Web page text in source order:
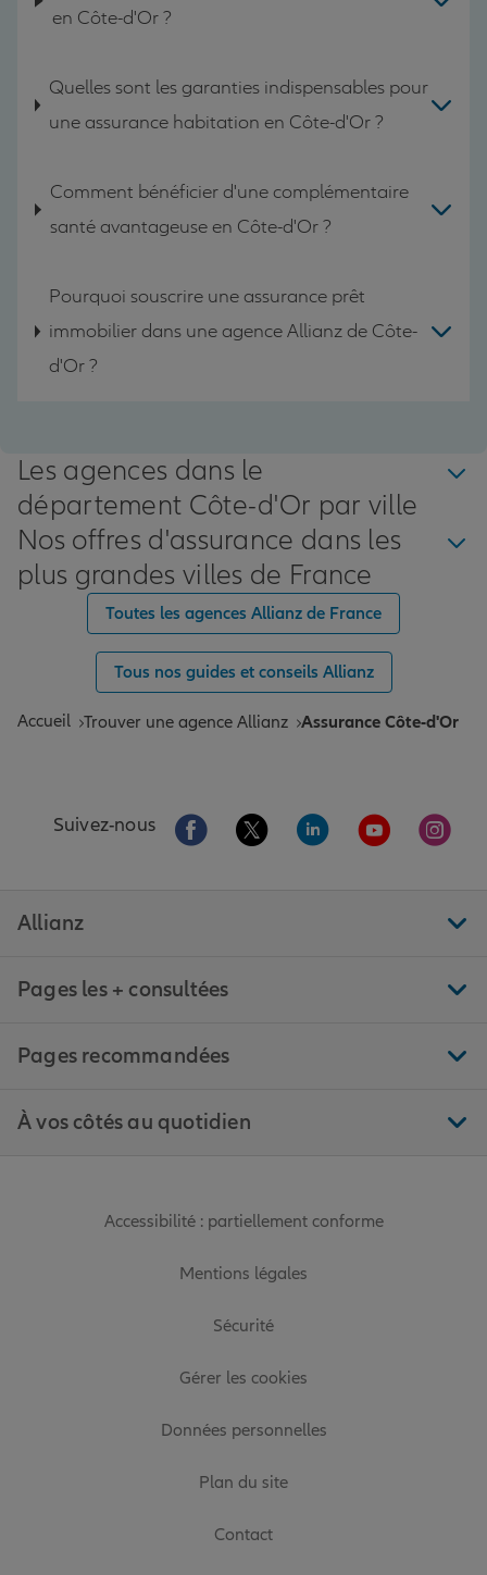
en Côte-d'Or ?
Quelles sont les garanties indispensables pour
une assurance habitation en Côte-d'Or ?
Comment bénéficier d'une complémentaire
santé avantageuse en Côte-d'Or ?
Pourquoi souscrire une assurance prêt
immobilier dans une agence Allianz de Côte-
d'Or ?
Les agences dans le
département Côte-d'Or par ville
Nos offres d'assurance dans les
plus grandes villes de France
Toutes les agences Allianz de France
Tous nos guides et conseils Allianz
Accueil Trouver une agence Allianz Assurance Côte-d'Or
Suivez-nous Aller sur la page Facebook de Allianz
Aller sur la page Twitter de
Aller sur la page
Aller sur la
Aller
Allianz
Pages les + consultées
Pages recommandées
À vos côtés au quotidien
Accessibilité : partiellement conforme
Mentions légales
Sécurité
Gérer les cookies
Données personnelles
Plan du site
Contact